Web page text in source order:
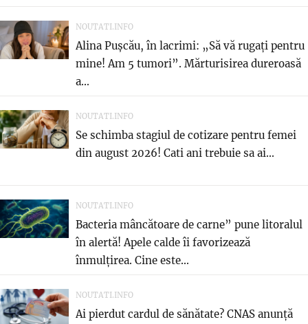
NOUTATI.INFO
Alina Pușcău, în lacrimi: „Să vă rugați pentru
mine! Am 5 tumori”. Mărturisirea dureroasă
a...
NOUTATI.INFO
Se schimba stagiul de cotizare pentru femei
din august 2026! Cati ani trebuie sa ai...
NOUTATI.INFO
Bacteria mâncătoare de carne” pune litoralul
în alertă! Apele calde îi favorizează
înmulțirea. Cine este...
NOUTATI.INFO
Ai pierdut cardul de sănătate? CNAS anunță